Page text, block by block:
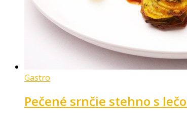
Gastro
Pečené srnčie stehno s